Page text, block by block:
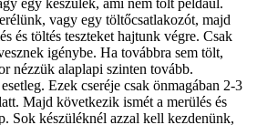
vagy egy töltőcsatlakozót, majd
és töltés teszteket hajtunk végre. Csak
igénybe. Ha továbbra sem tölt,
nézzük alaplapi szinten tovább.
Ezek cseréje csak önmagában 2-3
Majd következik ismét a merülés és
Sok készüléknél azzal kell kezdenünk,